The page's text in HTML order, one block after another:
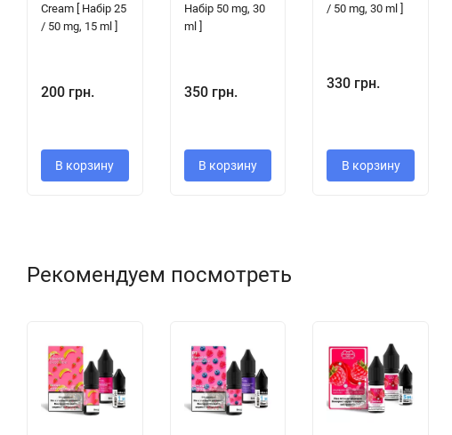
Cream [ Набір 25
/ 50 mg, 15 ml ]
200 грн.
В корзину
Набір 50 mg, 30
ml ]
350 грн.
В корзину
/ 50 mg, 30 ml ]
330 грн.
В корзину
Рекомендуем посмотреть